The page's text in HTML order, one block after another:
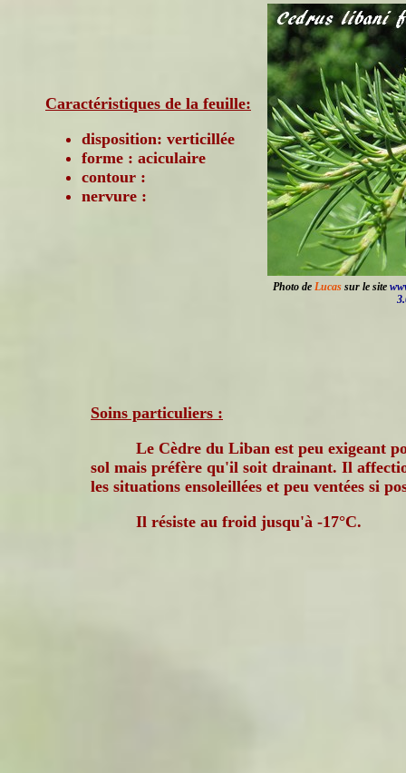
Photo de Lucas sur le site
Caractéristiques de la feuille:
disposition: verticillée
forme : aciculaire
contour :
nervure :
Soins particuliers :
Le Cèdre du Liban est peu exigeant
sol mais préfère qu'il soit drainant. Il
les situations ensoleillées et peu ventées si
Il résiste au froid jusqu'à -17°C.